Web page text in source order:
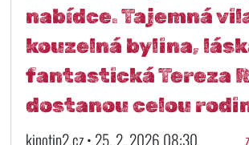
nabídce. Tajemná
kouzelná bylina,
fantastická Tereza
dostanou celou
kinotip2.cz • 25. 2. 2026 08:30